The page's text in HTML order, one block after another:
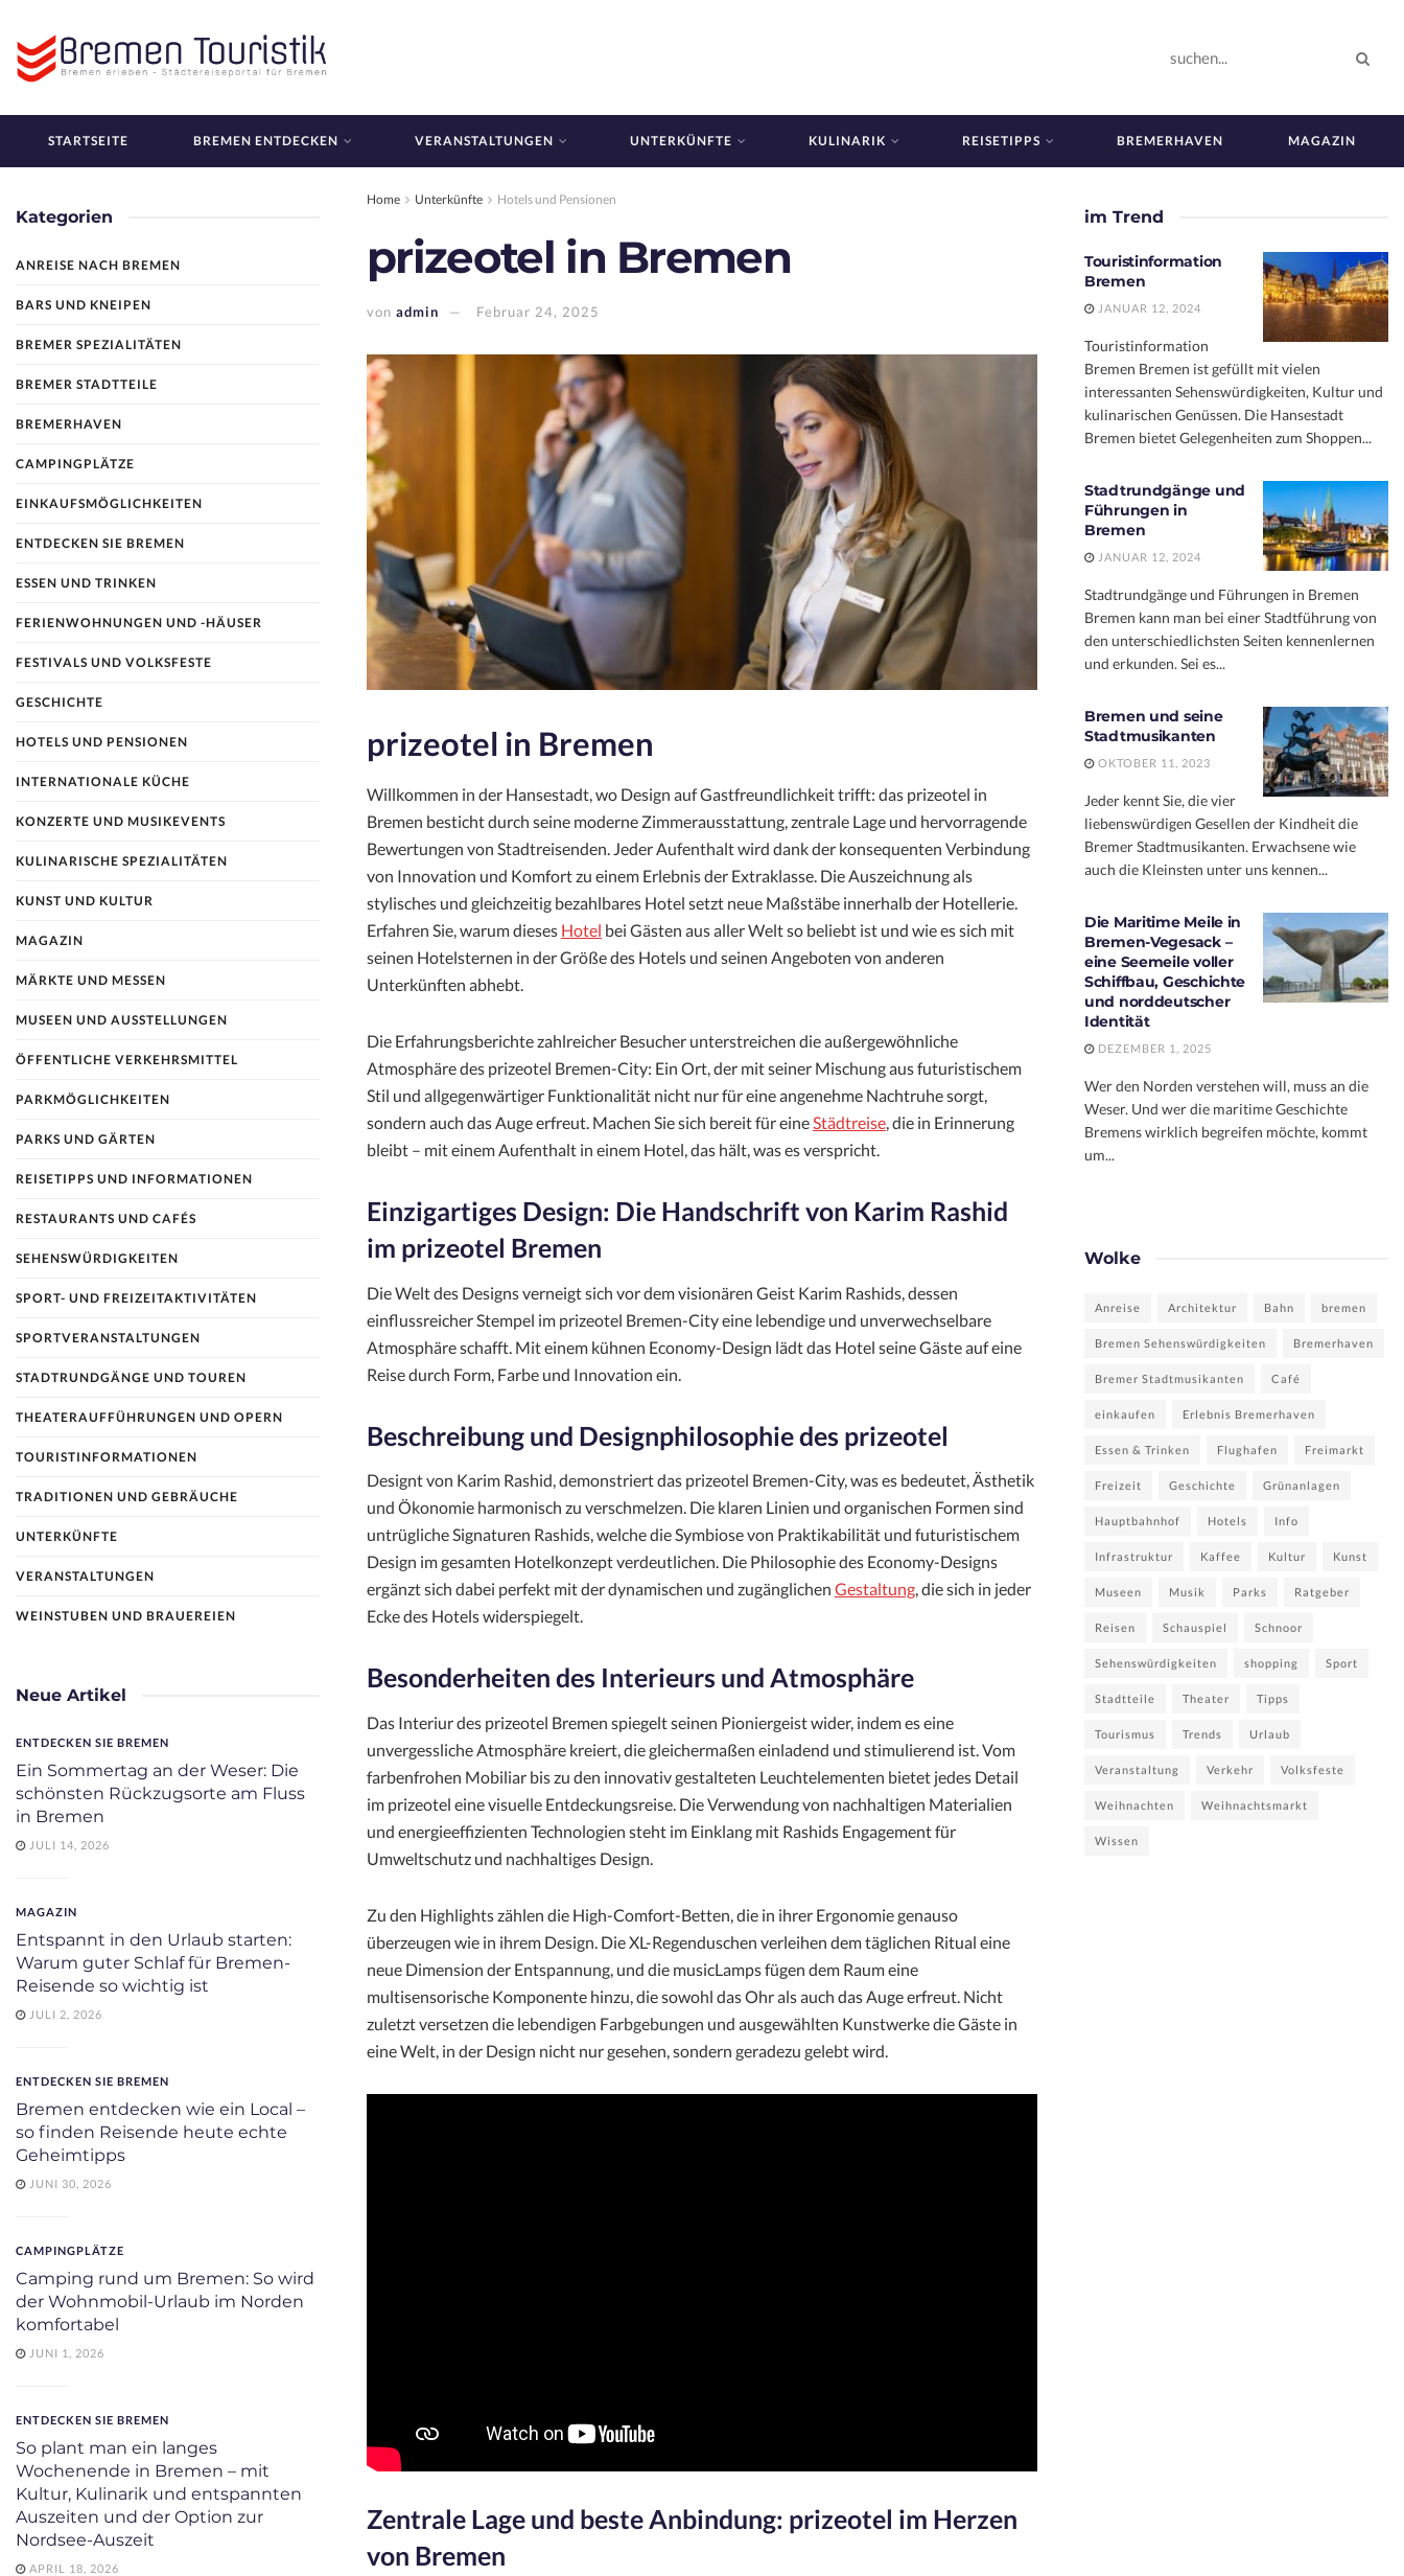
STARTSEITE BREMEN ENTDECKEN VERANSTALTUNGEN UNTERKÜNFTE KULINARIK REISETIPPS BREMERHAVEN MAGAZIN
Home Unterkünfte Hotels und Pensionen
prizeotel in Bremen
von admin Februar 24, 2025
prizeotel in Bremen
Willkommen in der Hansestadt, wo Design auf Gastfreundlichkeit trifft: das prizeotel in
Bremen besticht durch seine moderne Zimmerausstattung, zentrale Lage und hervorragende
Bewertungen von Stadtreisenden. Jeder Aufenthalt wird dank der konsequenten Verbindung
von Innovation und Komfort zu einem Erlebnis der Extraklasse. Die Auszeichnung als
stylisches und gleichzeitig bezahlbares Hotel setzt neue Maßstäbe innerhalb der Hotellerie.
Erfahren Sie, warum dieses Hotel bei Gästen aus aller Welt so beliebt ist und wie es sich mit
seinen Hotelsternen in der Größe des Hotels und seinen Angeboten von anderen
Unterkünften abhebt.
Die Erfahrungsberichte zahlreicher Besucher unterstreichen die außergewöhnliche
Atmosphäre des prizeotel Bremen-City: Ein Ort, der mit seiner Mischung aus futuristischem
Stil und allgegenwärtiger Funktionalität nicht nur für eine angenehme Nachtruhe sorgt,
sondern auch das Auge erfreut. Machen Sie sich bereit für eineStädtreise, die in Erinnerung
bleibt – mit einem Aufenthalt in einem Hotel, das hält, was es verspricht.
Einzigartiges Design: Die Handschrift von Karim Rashid
im prizeotel Bremen
Die Welt des Designs verneigt sich vor dem visionären Geist Karim Rashids, dessen
einflussreicher Stempel im prizeotel Bremen-City eine lebendige und unverwechselbare
Atmosphäre schafft. Mit einem kühnen Economy-Design lädt das Hotel seine Gäste auf eine
Reise durch Form, Farbe und Innovation ein.
Beschreibung und Designphilosophie des prizeotel
Designt von Karim Rashid, demonstriert das prizeotel Bremen-City, was es bedeutet, Ästhetik
und Ökonomie harmonisch zu verschmelzen. Die klaren Linien und organischen Formen sind
untrügliche Signaturen Rashids, welche die Symbiose von Praktikabilität und futuristischem
Design im gesamten Hotelkonzept verdeutlichen. Die Philosophie des Economy-Designs
ergänzt sich dabei perfekt mit der dynamischen und zugänglichen Gestaltung, die sich in jeder
Ecke des Hotels widerspiegelt.
Besonderheiten des Interieurs und Atmosphäre
Das Interiur des prizeotel Bremen spiegelt seinen Pioniergeist wider, indem es eine
unvergessliche Atmosphäre kreiert, die gleichermaßen einladend und stimulierend ist. Vom
farbenfrohen Mobiliar bis zu den innovativ gestalteten Leuchtelementen bietet jedes Detail
im prizeotel eine visuelle Entdeckungsreise. Die Verwendung von nachhaltigen Materialien
und energieeffizienten Technologien steht im Einklang mit Rashids Engagement für
Umweltschutz und nachhaltiges Design.
Zu den Highlights zählen die High-Comfort-Betten, die in ihrer Ergonomie genauso
überzeugen wie in ihrem Design. Die XL-Regenduschen verleihen dem täglichen Ritual eine
neue Dimension der Entspannung, und die musicLamps fügen dem Raum eine
multisensorische Komponente hinzu, die sowohl das Ohr als auch das Auge erfreut. Nicht
zuletzt versetzen die lebendigen Farbgebungen und ausgewählten Kunstwerke die Gäste in
eine Welt, in der Design nicht nur gesehen, sondern geradezu gelebt wird.
Zentrale Lage und beste Anbindung: prizeotel im Herzen
von Bremen
Kategorien
ANREISE NACH BREMEN
BARS UND KNEIPEN
BREMER SPEZIALITÄTEN
BREMER STADTTEILE
BREMERHAVEN
CAMPINGPLÄTZE
EINKAUFSMÖGLICHKEITEN
ENTDECKEN SIE BREMEN
ESSEN UND TRINKEN
FERIENWOHNUNGEN UND -HÄUSER
FESTIVALS UND VOLKSFESTE
GESCHICHTE
HOTELS UND PENSIONEN
INTERNATIONALE KÜCHE
KONZERTE UND MUSIKEVENTS
KULINARISCHE SPEZIALITÄTEN
KUNST UND KULTUR
MAGAZIN
MÄRKTE UND MESSEN
MUSEEN UND AUSSTELLUNGEN
ÖFFENTLICHE VERKEHRSMITTEL
PARKMÖGLICHKEITEN
PARKS UND GÄRTEN
REISETIPPS UND INFORMATIONEN
RESTAURANTS UND CAFÉS
SEHENSWÜRDIGKEITEN
SPORT- UND FREIZEITAKTIVITÄTEN
SPORTVERANSTALTUNGEN
STADTRUNDGÄNGE UND TOUREN
THEATERAUFFÜHRUNGEN UND OPERN
TOURISTINFORMATIONEN
TRADITIONEN UND GEBRÄUCHE
UNTERKÜNFTE
VERANSTALTUNGEN
WEINSTUBEN UND BRAUEREIEN
Neue Artikel
ENTDECKEN SIE BREMEN
Ein Sommertag an der Weser: Die
schönsten Rückzugsorte am Fluss
in Bremen
JULI 14, 2026
MAGAZIN
Entspannt in den Urlaub starten:
Warum guter Schlaf für Bremen-
Reisende so wichtig ist
JULI 2, 2026
ENTDECKEN SIE BREMEN
Bremen entdecken wie ein Local –
so finden Reisende heute echte
Geheimtipps
JUNI 30, 2026
CAMPINGPLÄTZE
Camping rund um Bremen: So wird
der Wohnmobil-Urlaub im Norden
komfortabel
JUNI 1, 2026
ENTDECKEN SIE BREMEN
So plant man ein langes
Wochenende in Bremen – mit
Kultur, Kulinarik und entspannten
Auszeiten und der Option zur
Nordsee-Auszeit
APRIL 18, 2026
im Trend
Touristinformation
Bremen
JANUAR 12, 2024
Touristinformation
Bremen Bremen ist gefüllt mit vielen
interessanten Sehenswürdigkeiten, Kultur und
kulinarischen Genüssen. Die Hansestadt
Bremen bietet Gelegenheiten zum Shoppen...
Stadtrundgänge und
Führungen in
Bremen
JANUAR 12, 2024
Stadtrundgänge und Führungen in Bremen
Bremen kann man bei einer Stadtführung von
den unterschiedlichsten Seiten kennenlernen
und erkunden. Sei es...
Bremen und seine
Stadtmusikanten
OKTOBER 11, 2023
Jeder kennt Sie, die vier
liebenswürdigen Gesellen der Kindheit die
Bremer Stadtmusikanten. Erwachsene wie
auch die Kleinsten unter uns kennen...
Die Maritime Meile in
Bremen-Vegesack –
eine Seemeile voller
Schiffbau, Geschichte
und norddeutscher
Identität
DEZEMBER 1, 2025
Wer den Norden verstehen will, muss an die
Weser. Und wer die maritime Geschichte
Bremens wirklich begreifen möchte, kommt
um...
Wolke
Anreise Architektur Bahn bremen
Bremen Sehenswürdigkeiten Bremerhaven
Bremer Stadtmusikanten Café
einkaufen Erlebnis Bremerhaven
Essen & Trinken Flughafen Freimarkt
Freizeit Geschichte Grünanlagen
Hauptbahnhof Hotels Info
Infrastruktur Kaffee Kultur Kunst
Museen Musik Parks Ratgeber
Reisen Schauspiel Schnoor
Sehenswürdigkeiten shopping Sport
Stadtteile Theater Tipps
Tourismus Trends Urlaub
Veranstaltung Verkehr Volksfeste
Weihnachten Weihnachtsmarkt
Wissen